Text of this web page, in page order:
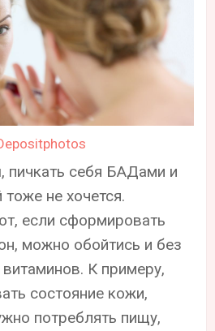
пичкать себя БАДами и
не хочется.
если сформировать
можно обойтись и без
К примеру,
состояние кожи,
потреблять пищу,